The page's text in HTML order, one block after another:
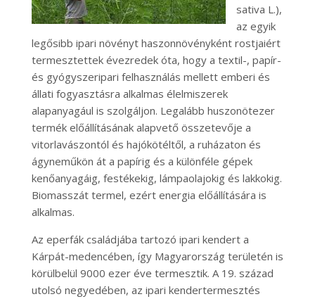
sativa L.),
az egyik
legősibb ipari növényt haszonnövényként rostjaiért
termesztettek évezredek óta, hogy a textil-, papír-
és gyógyszeripari felhasználás mellett emberi és
állati fogyasztásra alkalmas élelmiszerek
alapanyagául is szolgáljon. Legalább huszonötezer
termék előállításának alapvető összetevője a
vitorlavászontól és hajókötéltől, a ruházaton és
ágyneműkön át a papírig és a különféle gépek
kenőanyagáig, festékekig, lámpaolajokig és lakkokig.
Biomasszát termel, ezért energia előállítására is
alkalmas.
Az eperfák családjába tartozó ipari kendert a
Kárpát-medencében, így Magyarország területén is
körülbelül 9000 ezer éve termesztik. A 19. század
utolsó negyedében, az ipari kendertermesztés